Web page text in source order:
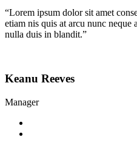
“Lorem ipsum dolor sit amet
etiam nis quis at arcu nunc neque
nulla duis in blandit.”
Keanu Reeves
Manager